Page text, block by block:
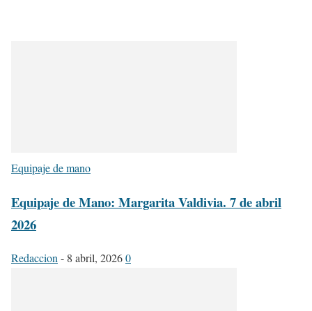
Equipaje de mano
Equipaje de Mano: Margarita Valdivia. 7 de abril
2026
Redaccion- 8 abril, 20260